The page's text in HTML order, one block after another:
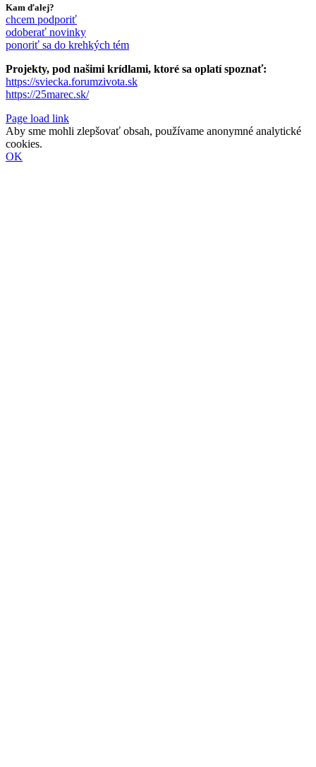
Kam ďalej?
chcem podporiť
odoberať novinky
ponoriť sa do krehkých tém
Projekty, pod našimi krídlami, ktoré sa oplatí spoznať:
https://sviecka.forumzivota.sk
https://25marec.sk/
Page load link
Aby sme mohli zlepšovať obsah, používame anonymné analytické
cookies.
OK